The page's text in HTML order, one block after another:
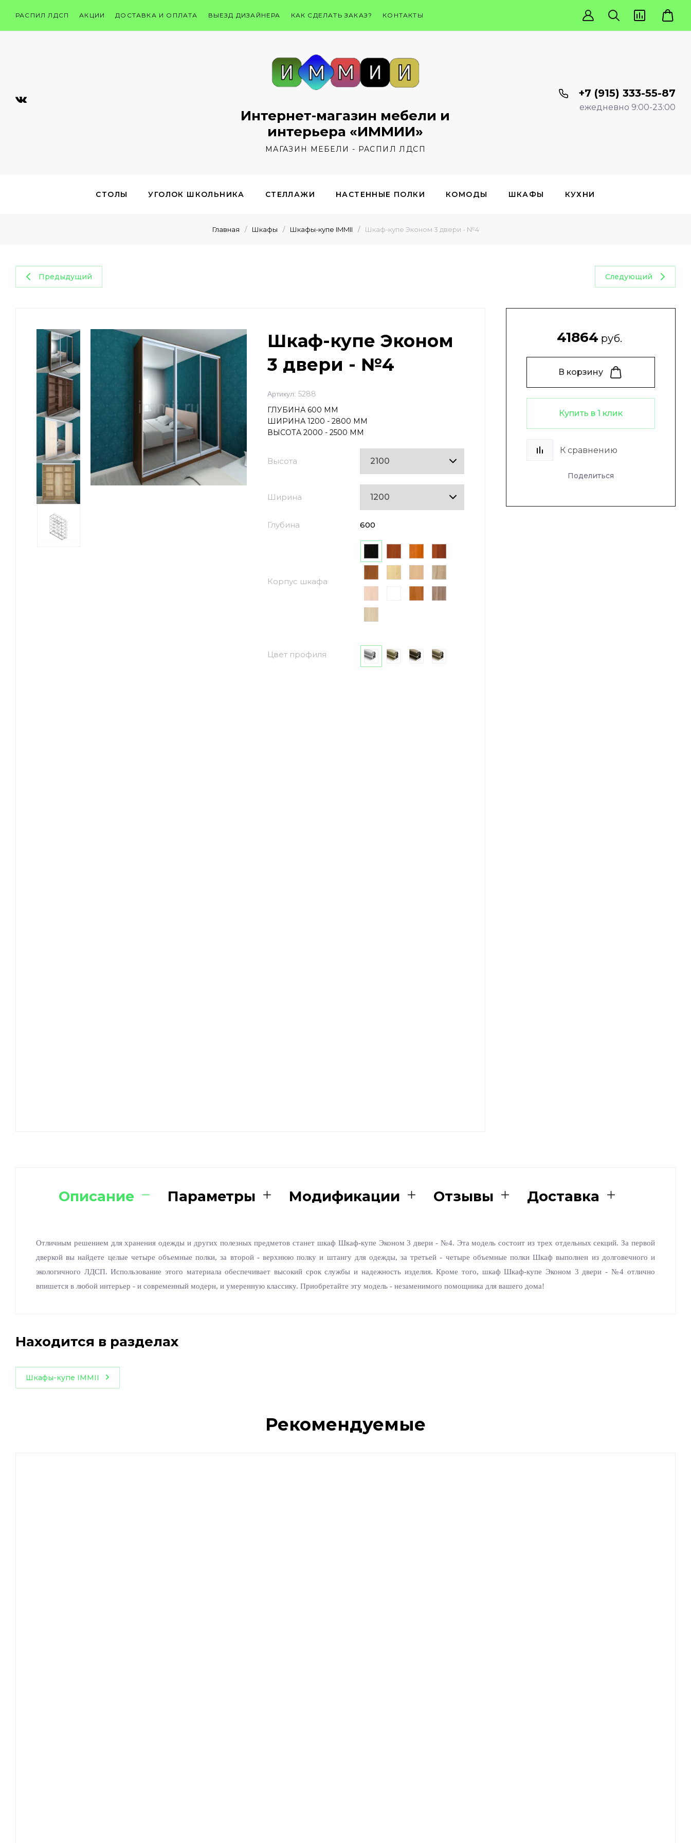
РАСПИЛ ЛДСП АКЦИИ ДОСТАВКА И ОПЛАТА ВЫЕЗД ДИЗАЙНЕРА КАК СДЕЛАТЬ ЗАКАЗ? КОНТАКТЫ
Интернет-магазин мебели и
интерьера «ИММИИ»
МАГАЗИН МЕБЕЛИ - РАСПИЛ ЛДСП
+7 (915) 333-55-87
ежедневно 9:00-23:00
СТОЛЫ УГОЛОК ШКОЛЬНИКА СТЕЛЛАЖИ НАСТЕННЫЕ ПОЛКИ КОМОДЫ ШКАФЫ КУХНИ
Главная / Шкафы / Шкафы-купе IMMII / Шкаф-купе Эконом 3 двери - №4
Предыдущий Следующий
Шкаф-купе Эконом
3 двери - №4
Артикул: 5288
ГЛУБИНА 600 ММ
ШИРИНА 1200 - 2800 ММ
ВЫСОТА 2000 - 2500 ММ
Высота
Ширина
Глубина 600
Корпус шкафа
Цвет профиля
41864 руб.
В корзину
Купить в 1 клик
К сравнению
Поделиться
Описание Параметры Модификации Отзывы Доставка
Отличным решением для хранения одежды и других полезных предметов станет шкаф Шкаф-купе Эконом 3 двери - №4. Эта модель состоит из трех отдельных секций. За первой
дверкой вы найдете целые четыре объемные полки, за второй - верхнюю полку и штангу для одежды, за третьей - четыре объемные полки Шкаф выполнен из долговечного и
экологичного ЛДСП. Использование этого материала обеспечивает высокий срок службы и надежность изделия. Кроме того, шкаф Шкаф-купе Эконом 3 двери - №4 отлично
впишется в любой интерьер - и современный модерн, и умеренную классику. Приобретайте эту модель - незаменимого помощника для вашего дома!
Находится в разделах
Шкафы-купе IMMII
Рекомендуемые